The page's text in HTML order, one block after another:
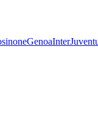
GenoaInter